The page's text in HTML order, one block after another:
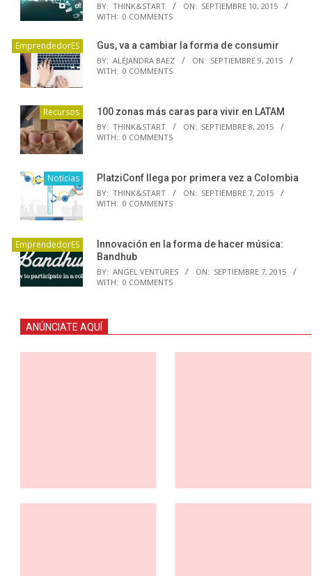
BY: THINK&START ON: SEPTIEMBRE 10, 2015
WITH: 0 COMMENTS
EmprendedorES Gus, va a cambiar la forma de consumir
BY: ALEJANDRA BAEZ ON: SEPTIEMBRE 9, 2015
WITH: 0 COMMENTS
Recursos 100 zonas más caras para vivir en LATAM
BY: THINK&START ON: SEPTIEMBRE 8, 2015
WITH: 0 COMMENTS
Noticias PlatziConf llega por primera vez a Colombia
BY: THINK&START ON: SEPTIEMBRE 7, 2015
WITH: 0 COMMENTS
EmprendedorES
Innovación en la forma de hacer música:
Bandhub
BY: ANGEL VENTURES ON: SEPTIEMBRE 7, 2015
WITH: 0 COMMENTS
ANÚNCIATE AQUÍ